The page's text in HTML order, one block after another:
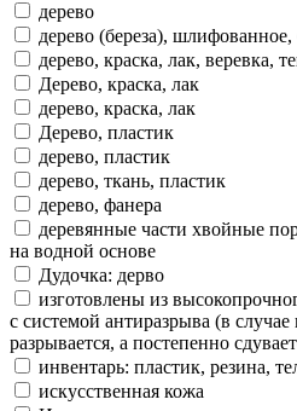
дерево
дерево (береза),
дерево, краска, лак, веревка,
Дерево, краска, лак
дерево, краска, лак
Дерево, пластик
дерево, пластик
дерево, ткань, пластик
дерево, фанера
деревянные части хвойные
на водной основе
Дудочка: дерво
изготовлены из
с системой антиразрыва (в
разрывается, а постепенно
инвентарь: пластик, резина,
искусственная кожа